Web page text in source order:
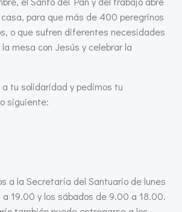
para que más de 400 peregrinos
o que sufren diferentes necesidades
mesa con Jesús y celebrar la
a tu solidaridad y pedimos tu
siguiente:
a la Secretaría del Santuario de lunes
19.00 y los sábados de 9.00 a 18.00.